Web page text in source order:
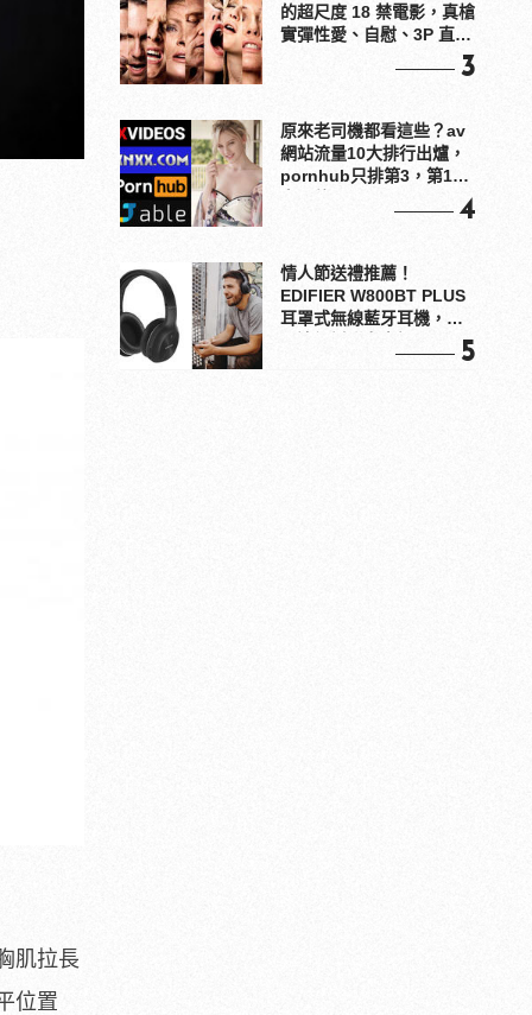
肌拉長
位置
的超尺度 18 禁電影，真槍
實彈性愛、自慰、3P 直接
3
原來老司機都看這些？av
網站流量10大排行出爐，
pornhub只排第3，第1名
4
情人節送禮推薦！
EDIFIER W800BT PLUS
耳罩式無線藍牙耳機，在
5